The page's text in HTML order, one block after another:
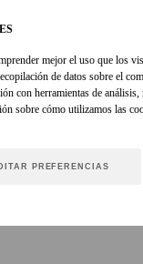
mejor el uso que los
de datos sobre el
con herramientas de
sobre cómo utilizamos las
PREFERENCIAS